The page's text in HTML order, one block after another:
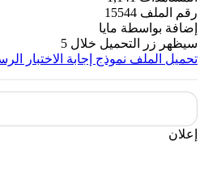
رقم الملف 15544
إضافة بواسطة مايا
سيظهر زر التحميل خلال 5
تحميل الملف نموذج إجابة الاختبار
إعلان